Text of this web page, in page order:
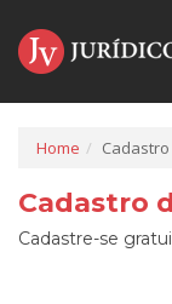
Home
Cadastro
Cadastre-se